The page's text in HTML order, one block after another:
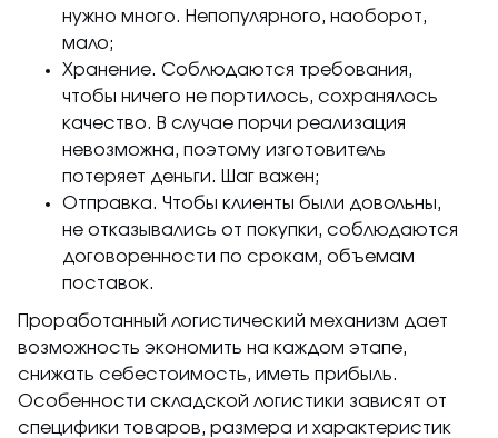
нужно много. Непопулярного, наоборот,
мало;
Хранение. Соблюдаются требования,
чтобы ничего не портилось, сохранялось
качество. В случае порчи реализация
невозможна, поэтому изготовитель
потеряет деньги. Шаг важен;
Отправка. Чтобы клиенты были довольны,
не отказывались от покупки, соблюдаются
договоренности по срокам, объемам
поставок.
Проработанный логистический механизм дает
возможность экономить на каждом этапе,
снижать себестоимость, иметь прибыль.
Особенности складской логистики зависят от
специфики товаров, размера и характеристик